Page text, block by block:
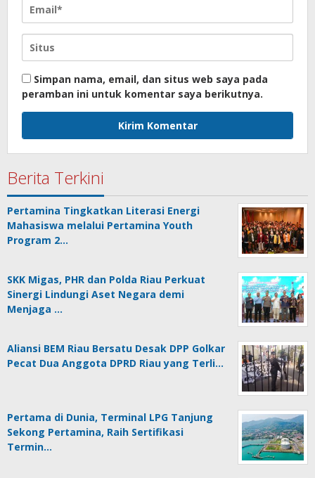
Simpan nama, email, dan situs web saya pada
peramban ini untuk komentar saya berikutnya.
Berita Terkini
Pertamina Tingkatkan Literasi Energi
Mahasiswa melalui Pertamina Youth
Program 2…
SKK Migas, PHR dan Polda Riau Perkuat
Sinergi Lindungi Aset Negara demi
Menjaga …
Aliansi BEM Riau Bersatu Desak DPP Golkar
Pecat Dua Anggota DPRD Riau yang Terli…
Pertama di Dunia, Terminal LPG Tanjung
Sekong Pertamina, Raih Sertifikasi
Termin…